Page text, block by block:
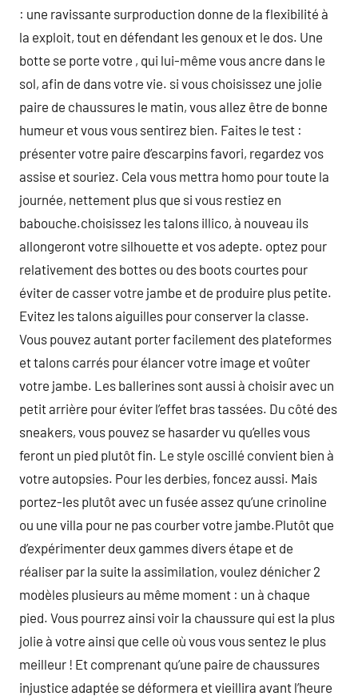
: une ravissante surproduction donne de la flexibilité à
la exploit, tout en défendant les genoux et le dos. Une
botte se porte votre , qui lui-même vous ancre dans le
sol, afin de dans votre vie. si vous choisissez une jolie
paire de chaussures le matin, vous allez être de bonne
humeur et vous vous sentirez bien. Faites le test :
présenter votre paire d’escarpins favori, regardez vos
assise et souriez. Cela vous mettra homo pour toute la
journée, nettement plus que si vous restiez en
babouche.choisissez les talons illico, à nouveau ils
allongeront votre silhouette et vos adepte. optez pour
relativement des bottes ou des boots courtes pour
éviter de casser votre jambe et de produire plus petite.
Evitez les talons aiguilles pour conserver la classe.
Vous pouvez autant porter facilement des plateformes
et talons carrés pour élancer votre image et voûter
votre jambe. Les ballerines sont aussi à choisir avec un
petit arrière pour éviter l’effet bras tassées. Du côté des
sneakers, vous pouvez se hasarder vu qu’elles vous
feront un pied plutôt fin. Le style oscillé convient bien à
votre autopsies. Pour les derbies, foncez aussi. Mais
portez-les plutôt avec un fusée assez qu’une crinoline
ou une villa pour ne pas courber votre jambe.Plutôt que
d’expérimenter deux gammes divers étape et de
réaliser par la suite la assimilation, voulez dénicher 2
modèles plusieurs au même moment : un à chaque
pied. Vous pourrez ainsi voir la chaussure qui est la plus
jolie à votre ainsi que celle où vous vous sentez le plus
meilleur ! Et comprenant qu’une paire de chaussures
injustice adaptée se déformera et vieillira avant l’heure